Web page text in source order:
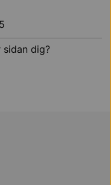
sidan dig?